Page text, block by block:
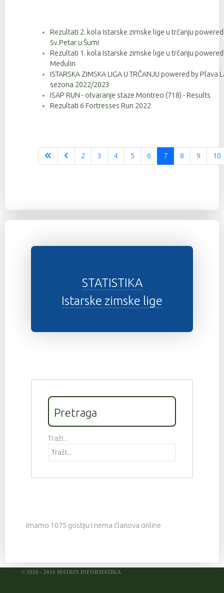
Rezultati 2. kola Istarske zimske lige u trčanju
Sv.Petar u Šumi
Rezultati 1. kola Istarske zimske lige u trčanju
Medulin
ISTARSKA ZIMSKA LIGA U TRČANJU powered by Plava
sezona 2022/2023
ISAP RUN - otvaranje staze Montreo (718) - Results
Rezultati 6 Fortresses Run 2022
2 3 4 5 6 7 8 9 10
STATISTIKA
Istarske zimske lige
Pretraga
Traži...
Imamo 1075 gostiju i nema članova online
© 2026 - 2016 MATRIX INFORMATIKA